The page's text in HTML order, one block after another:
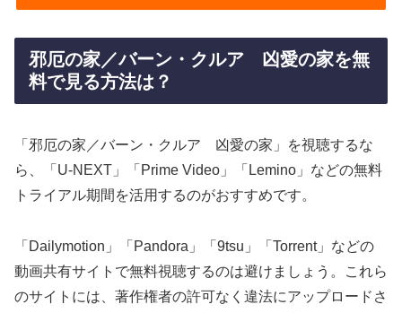
邪厄の家／バーン・クルア 凶愛の家を無
料で見る方法は？
「邪厄の家／バーン・クルア 凶愛の家」を視聴するな
ら、「U-NEXT」「Prime Video」「Lemino」などの無料
トライアル期間を活用するのがおすすめです。
「Dailymotion」「Pandora」「9tsu」「Torrent」などの
動画共有サイトで無料視聴するのは避けましょう。これら
のサイトには、著作権者の許可なく違法にアップロードさ